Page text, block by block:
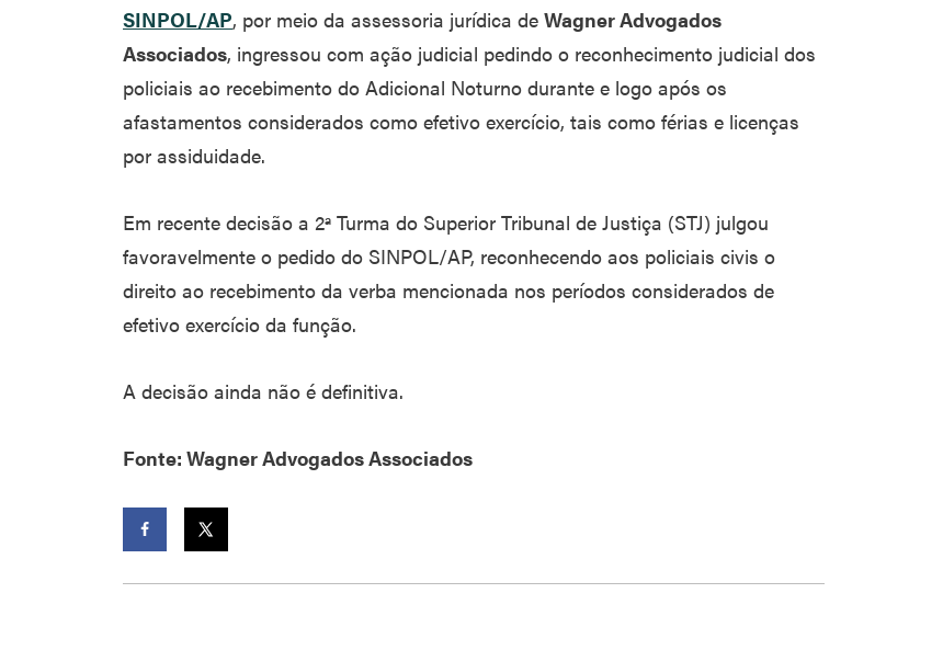
SINPOL/AP, por meio da assessoria jurídica de Wagner Advogados
Associados, ingressou com ação judicial pedindo o reconhecimento judicial dos
policiais ao recebimento do Adicional Noturno durante e logo após os
afastamentos considerados como efetivo exercício, tais como férias e licenças
por assiduidade.
Em recente decisão a 2ª Turma do Superior Tribunal de Justiça (STJ) julgou
favoravelmente o pedido do SINPOL/AP, reconhecendo aos policiais civis o
direito ao recebimento da verba mencionada nos períodos considerados de
efetivo exercício da função.
A decisão ainda não é definitiva.
Fonte: Wagner Advogados Associados